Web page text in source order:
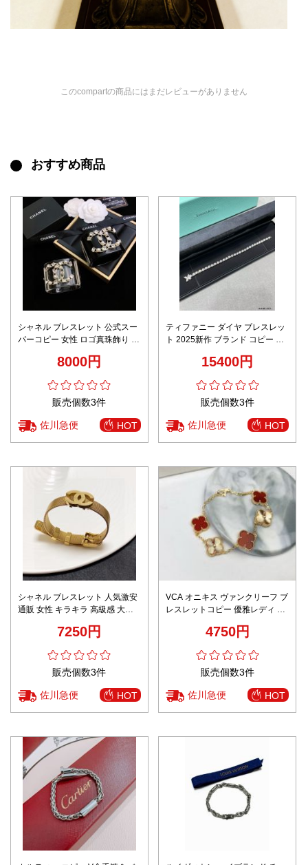
このcompartの商品にはまだレビューがありません
おすすめ商品
シャネル ブレスレット 公式スー
パーコピー 女性 ロゴ真珠飾り 透
8000円
販売個数3件
佐川急便 HOT
ティファニー ダイヤ ブレスレッ
ト 2025新作 ブランド コピー 高
的な再現度 安心サイト
15400円
販売個数3件
佐川急便 HOT
シャネル ブレスレット 人気激安
通販 女性 キラキラ 高級感 大人
7250円
販売個数3件
佐川急便 HOT
VCA オニキス ヴァンクリーフ ブ
レスレットコピー 優雅レディ ブ
4750円
販売個数3件
佐川急便 HOT